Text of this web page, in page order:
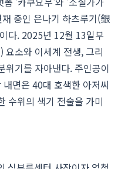
중인 은나기 하츠루기(銀
다. 2025년 12월 13일부
요소와 이세계 전생, 그리
위기를 자아낸다. 주인공이
면은 40대 호색한 아저씨
수위의 색기 전술을 가미